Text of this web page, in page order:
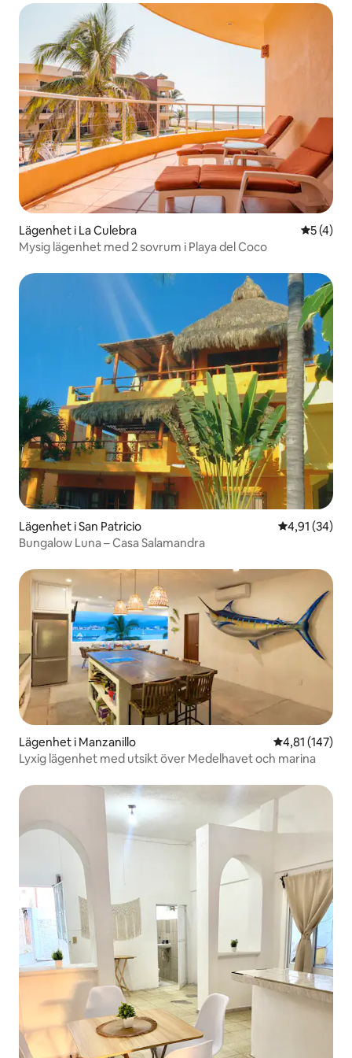
Lägenhet i La Culebra 5 av 5 i
5 (4)
Mysig lägenhet med 2 sovrum i Playa del Coco
Lägenhet i San Patricio 4,91 av 5 i
4,91 (34)
Bungalow Luna – Casa Salamandra
Lägenhet i Manzanillo 4,81 av 5 i
4,81 (147)
Lyxig lägenhet med utsikt över Medelhavet och marina